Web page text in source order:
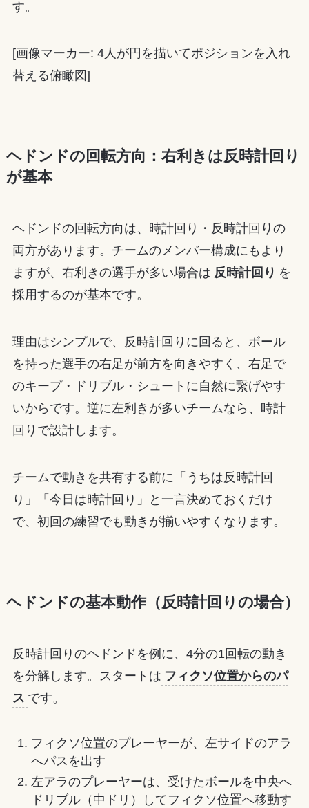
す。
[画像マーカー: 4人が円を描いてポジションを入れ
替える俯瞰図]
ヘドンドの回転方向：右利きは反時計回り
が基本
ヘドンドの回転方向は、時計回り・反時計回りの
両方があります。チームのメンバー構成にもより
ますが、右利きの選手が多い場合は 反時計回り を
採用するのが基本です。
理由はシンプルで、反時計回りに回ると、ボール
を持った選手の右足が前方を向きやすく、右足で
のキープ・ドリブル・シュートに自然に繋げやす
いからです。逆に左利きが多いチームなら、時計
回りで設計します。
チームで動きを共有する前に「うちは反時計回
り」「今日は時計回り」と一言決めておくだけ
で、初回の練習でも動きが揃いやすくなります。
ヘドンドの基本動作（反時計回りの場合）
反時計回りのヘドンドを例に、4分の1回転の動き
を分解します。スタートは フィクソ位置からのパ
ス です。
フィクソ位置のプレーヤーが、左サイドのアラ
へパスを出す
左アラのプレーヤーは、受けたボールを中央へ
ドリブル（中ドリ）してフィクソ位置へ移動す